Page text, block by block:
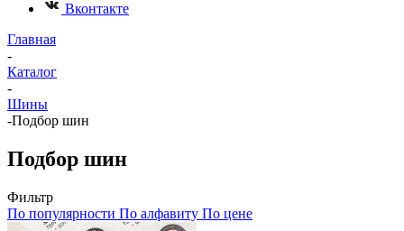
Вконтакте
Главная
-
Каталог
-
Шины
-Подбор шин
Подбор шин
Фильтр
По популярности По алфавиту По цене